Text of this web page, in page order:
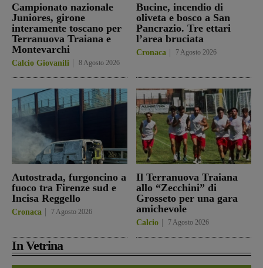
Campionato nazionale
Juniores, girone
interamente toscano per
Terranuova Traiana e
Montevarchi
Calcio Giovanili 8 Agosto 2026
Bucine, incendio di
oliveta e bosco a San
Pancrazio. Tre ettari
l’area bruciata
Cronaca 7 Agosto 2026
Autostrada, furgoncino a
fuoco tra Firenze sud e
Incisa Reggello
Cronaca 7 Agosto 2026
Il Terranuova Traiana
allo “Zecchini” di
Grosseto per una gara
amichevole
Calcio 7 Agosto 2026
In Vetrina